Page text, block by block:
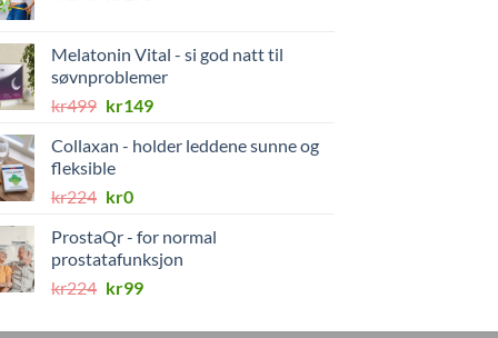
kr298.kr178.
Melatonin Vital - si god natt til
søvnproblemer
kr499 Opprinnelig
var:
kr499.
kr149Nåværende
er:
Collaxan - holder leddene sunne og
fleksible
kr224 Opprinnelig
var:
kr224.
kr0Nåværende
er:
kr0.
ProstaQr - for normal
prostatafunksjon
kr224 Opprinnelig
var:
kr99Nåværende
er: